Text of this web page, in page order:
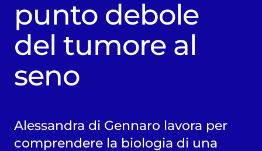
punto debole
del tumore al
seno
Alessandra di Gennaro lavora per
comprendere la biologia di una